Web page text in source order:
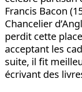
Francis Bacon
Chancelier
perdit cette
acceptant les
suite, il fit
écrivant des